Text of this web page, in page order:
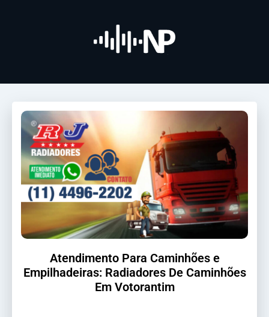
Atendimento Para Caminhões e
Empilhadeiras: Radiadores De Caminhões
Em Votorantim